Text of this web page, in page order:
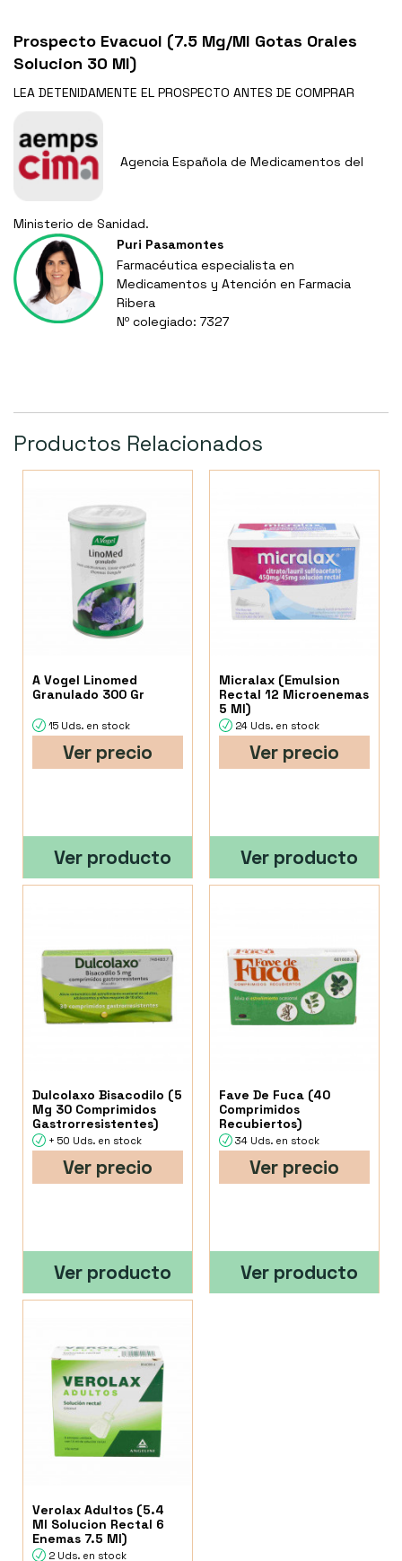
Prospecto Evacuol (7.5 Mg/Ml Gotas Orales
Solucion 30 Ml)
LEA DETENIDAMENTE EL PROSPECTO ANTES DE COMPRAR
Agencia Española de Medicamentos del
Ministerio de Sanidad.
Puri Pasamontes
Farmacéutica especialista en
Medicamentos y Atención en Farmacia
Ribera
Nº colegiado: 7327
Productos Relacionados
A Vogel Linomed
Granulado 300 Gr
15 Uds. en stock
Ver precio
Ver producto
Micralax (Emulsion
Rectal 12 Microenemas
5 Ml)
24 Uds. en stock
Ver precio
Ver producto
Dulcolaxo Bisacodilo (5
Mg 30 Comprimidos
Gastrorresistentes)
+ 50 Uds. en stock
Ver precio
Ver producto
Fave De Fuca (40
Comprimidos
Recubiertos)
34 Uds. en stock
Ver precio
Ver producto
Verolax Adultos (5.4
Ml Solucion Rectal 6
Enemas 7.5 Ml)
2 Uds. en stock